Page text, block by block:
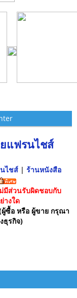
แฟรนไชส์
ไชส์ | ร้านหนังสือ
มีส่วนรับผิดชอบกับ
างใด
ผู้ซื้อ หรือ ผู้ขาย กรุณา
ธุรกิจ)